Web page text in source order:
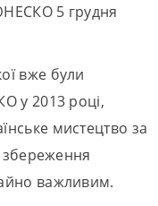
5 грудня
вже були
у 2013 році,
мистецтво за
збереження
важливим.